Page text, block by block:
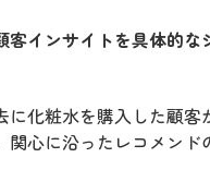
客インサイトを具体的な
に化粧水を購入した顧
心に沿ったレコメンド